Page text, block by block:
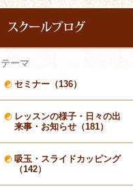
テーマ
セミナー（136）
レッスンの様子・日々の出
来事・お知らせ（181）
吸玉・スライドカッピング
（142）